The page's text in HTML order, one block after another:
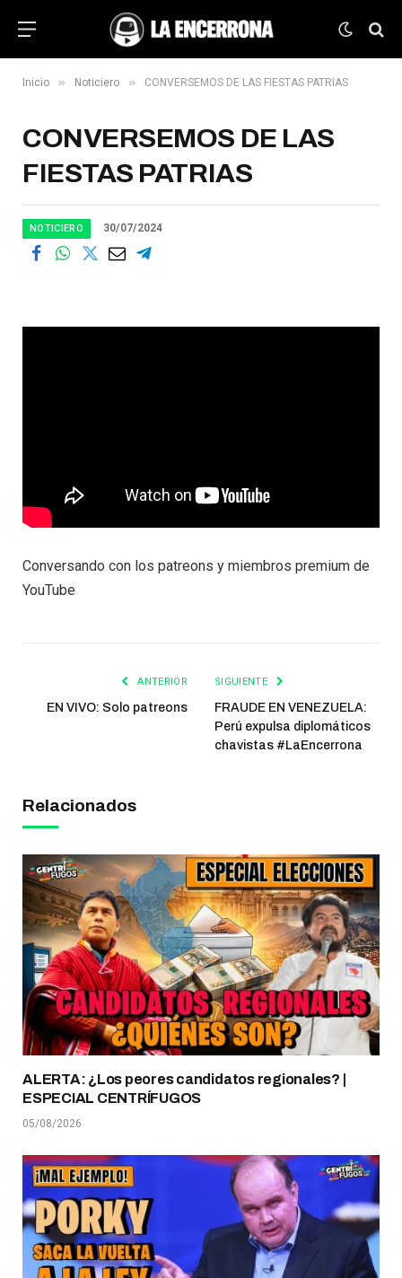
Inicio » Noticiero » CONVERSEMOS DE LAS FIESTAS PATRIAS
CONVERSEMOS DE LAS
FIESTAS PATRIAS
NOTICIERO 30/07/2024
Conversando con los patreons y miembros premium de
YouTube
ANTERIOR
EN VIVO: Solo patreons
SIGUIENTE
FRAUDE EN VENEZUELA:
Perú expulsa diplomáticos
chavistas #LaEncerrona
Relacionados
ALERTA: ¿Los peores candidatos regionales? |
ESPECIAL CENTRÍFUGOS
05/08/2026